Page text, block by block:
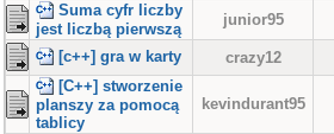
Suma cyfr liczby
jest liczbą pierwszą
junior95
[c++] gra w karty crazy12
[C++] stworzenie
planszy za pomocą
tablicy
kevindurant95